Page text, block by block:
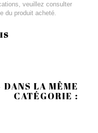
veuillez consulter
du produit acheté.
LA MÊME
CATÉGORIE :